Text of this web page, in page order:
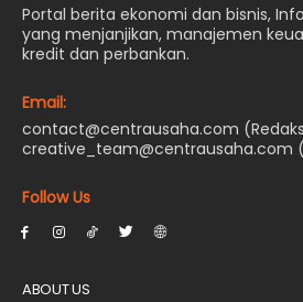
Portal berita ekonomi dan bisnis,
yang menjanjikan, manajemen
kredit dan perbankan.
Email:
contact@centrausaha.com
creative_team@centrausaha.com
Follow Us
ABOUT US